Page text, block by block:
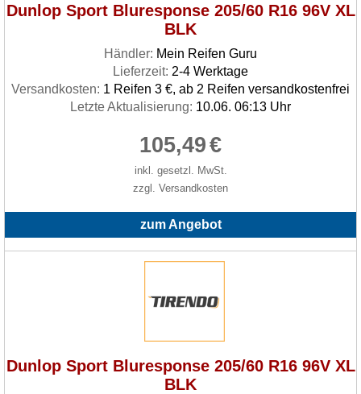
Dunlop Sport Bluresponse 205/60 R16 96V XL
BLK
Händler: Mein Reifen Guru
Lieferzeit: 2-4 Werktage
Versandkosten: 1 Reifen 3 €, ab 2 Reifen versandkostenfrei
Letzte Aktualisierung: 10.06. 06:13 Uhr
105,49€
inkl. gesetzl. MwSt.
zzgl. Versandkosten
zum Angebot
Dunlop Sport Bluresponse 205/60 R16 96V XL
BLK